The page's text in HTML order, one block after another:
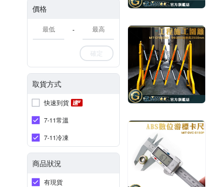
價格
-
確定
取貨方式
快速到貨
7-11常溫
7-11冷凍
商品狀況
有現貨